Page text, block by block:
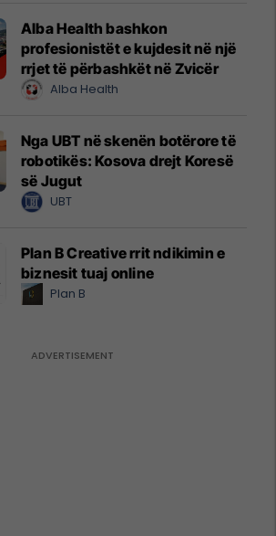
Alba Health bashkon
profesionistët e kujdesit në një
rrjet të përbashkët në Zvicër
Alba Health
Nga UBT në skenën botërore të
robotikës: Kosova drejt Koresë
së Jugut
UBT
Plan B Creative rrit ndikimin e
biznesit tuaj online
Plan B